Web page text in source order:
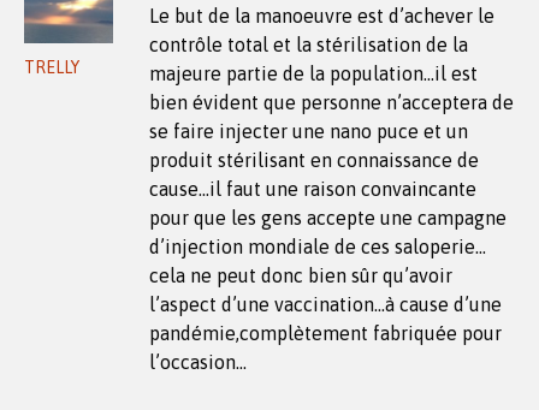
TRELLY
Le but de la manoeuvre est d’achever le
contrôle total et la stérilisation de la
majeure partie de la population…il est
bien évident que personne n’acceptera de
se faire injecter une nano puce et un
produit stérilisant en connaissance de
cause…il faut une raison convaincante
pour que les gens accepte une campagne
d’injection mondiale de ces saloperie…
cela ne peut donc bien sûr qu’avoir
l’aspect d’une vaccination…à cause d’une
pandémie,complètement fabriquée pour
l’occasion…